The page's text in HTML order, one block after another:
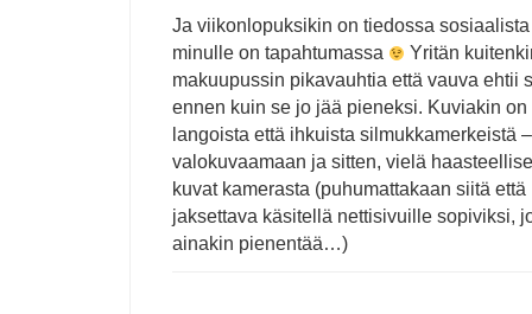
Ja viikonlopuksikin on tiedossa
minulle on tapahtumassa
Yritän
makuupussin pikavauhtia että vauva ehtii
ennen kuin se jo jää pieneksi. Kuviakin
langoista että ihkuista silmukkamerkeistä
valokuvaamaan ja sitten, vielä
kuvat kamerasta (puhumattakaan siitä
jaksettava käsitellä nettisivuille sopiviksi,
ainakin pienentää…)